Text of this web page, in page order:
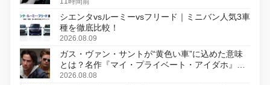
シエンタvsルーミーvsフリード｜ミニバン人気3車
種を徹底比較！
2026.08.09
ガス・ヴァン・サントが“黄色い車”に込めた意味
とは？名作『マイ・プライベート・アイダホ』が
初のデジタルリマスター版で復活
2026.08.08